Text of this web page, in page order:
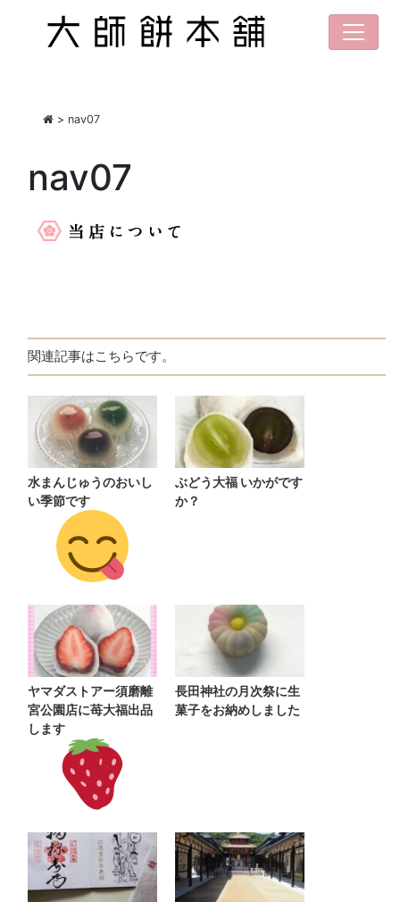
> nav07
nav07
関連記事はこちらです。
水まんじゅうのおいし
い季節です
ぶどう大福 いかがです
か？
ヤマダストアー須磨離
宮公園店に苺大福出品
します
長田神社の月次祭に生
菓子をお納めしました